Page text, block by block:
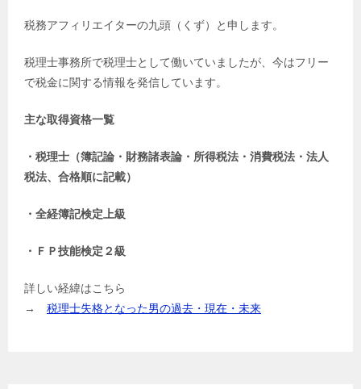
税務アフィリエイターの九頭（くず）と申します。
税理士事務所で税理士として働いていましたが、今はフリー
で税金に関する情報を発信しています。
主な取得資格一覧
・税理士（簿記論・財務諸表論・所得税法・消費税法・法人
税法、合格順に記載）
・全経簿記検定上級
・ＦＰ技能検定２級
詳しい経緯はこちら
→ 税理士失格となった男の過去・現在・未来